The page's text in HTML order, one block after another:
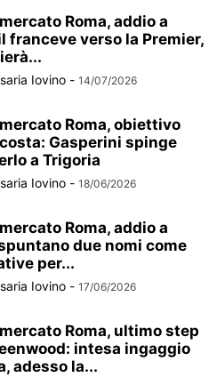
Roma, addio a
franceve verso la Premier,
Iovino - 14/07/2026
Roma, obiettivo
Gasperini spinge
a Trigoria
Iovino - 18/06/2026
Roma, addio a
due nomi come
per...
Iovino - 17/06/2026
Roma, ultimo step
intesa ingaggio
adesso la...